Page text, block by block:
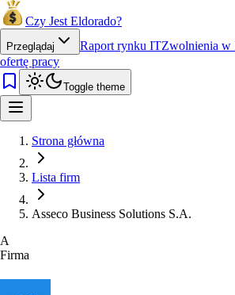
Czy Jest Eldorado?
Przeglądaj Raport rynku ITZwolnienia w
ofertę pracy
Toggle theme
Strona główna
Lista firm
Asseco Business Solutions S.A.
A
Firma